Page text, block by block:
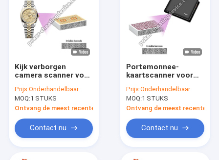
Kijk verborgen
camera scanner voor
gemarkeerde kaarten
Prijs:Onderhandelbaar
MOQ:1 STUKS
Ontvang de meest recente Prijs
Contact nu
Portemonnee-
kaartscanner voor
gemarkeerde dekken
Prijs:Onderhandelbaar
MOQ:1 STUKS
Ontvang de meest recente
Contact nu